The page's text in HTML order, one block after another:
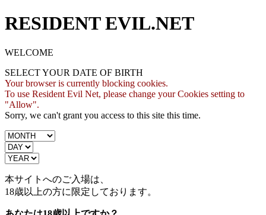
RESIDENT EVIL.NET
WELCOME
SELECT YOUR DATE OF BIRTH
Your browser is currently blocking cookies.
To use Resident Evil Net, please change your Cookies setting to
"Allow".
Sorry, we can't grant you access to this site this time.
本サイトへのご入場は、
18歳以上の方に限定しております。